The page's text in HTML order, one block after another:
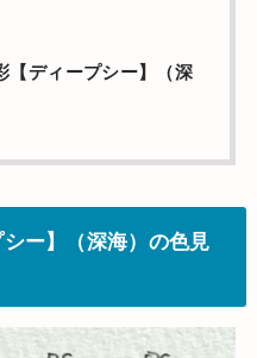
【ディープシー】（深
ー】（深海）の色見